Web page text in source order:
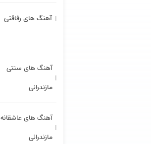
آهنگ های رفاقتی
آهنگ های سنتی
مازندرانی
آهنگ های عاشقانه
مازندرانی